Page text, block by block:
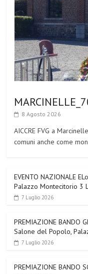
8 Agosto 2026
AICCRE FVG a
comuni anche come
EVENTO NAZIONALE
Palazzo Montecitorio 3
7 Luglio 2026
PREMIAZIONE BANDO
Salone del Popolo,
7 Luglio 2026
PREMIAZIONE BANDO